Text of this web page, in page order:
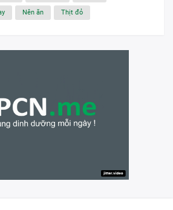
Nên ăn Thịt đỏ